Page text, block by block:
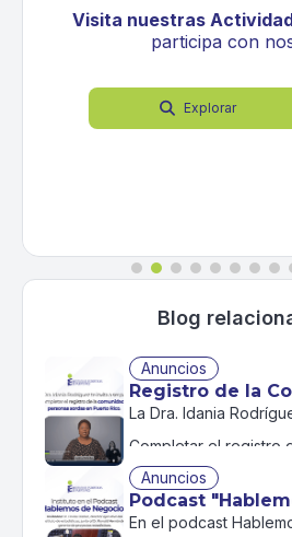
Visita nuestras
participa con
 Explorar
Blog
Anuncios
Registro de la
La Dra. Idania
Completar el registro
Tu participación es
Anuncios
En el podcast